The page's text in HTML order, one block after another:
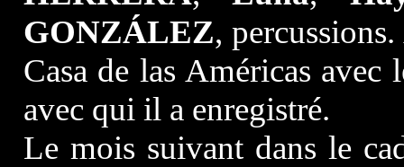
GONZÁLEZ,
Casa de las Américas
avec qui il a enregistré.
Le mois suivant dans le